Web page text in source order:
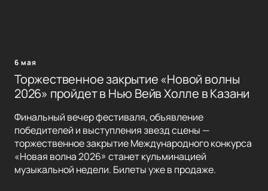
6 мая
Торжественное закрытие «Новой волны
2026» пройдет в Нью Вейв Холле в Казани
Финальный вечер фестиваля, объявление
победителей и выступления звезд сцены —
торжественное закрытие Международного конкурса
«Новая волна 2026» станет кульминацией
музыкальной недели. Билеты уже в продаже.